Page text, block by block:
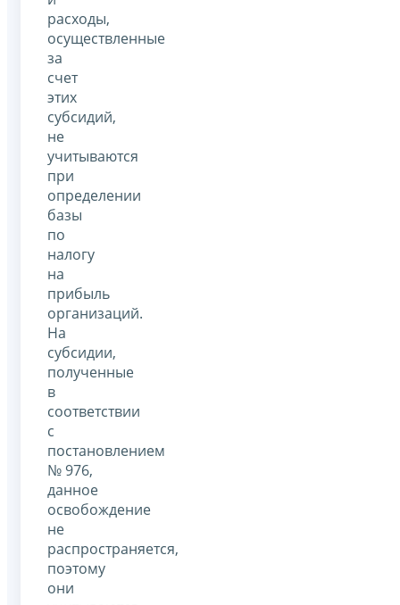
расходы,
осуществленные
за
счет
этих
субсидий,
не
учитываются
при
определении
базы
по
налогу
на
прибыль
организаций.
На
субсидии,
полученные
в
соответствии
с
постановлением
№ 976,
данное
освобождение
не
распространяется,
поэтому
они